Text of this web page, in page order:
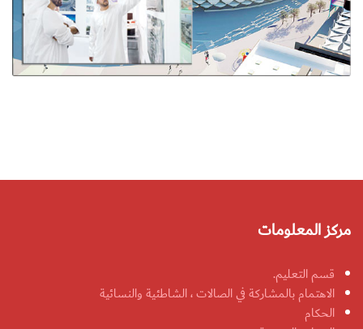
مركز المعلومات
قسم التعليم.
الاهتمام بالمشاركة في الصالات ، الشاطئية والنسائية
الحكام